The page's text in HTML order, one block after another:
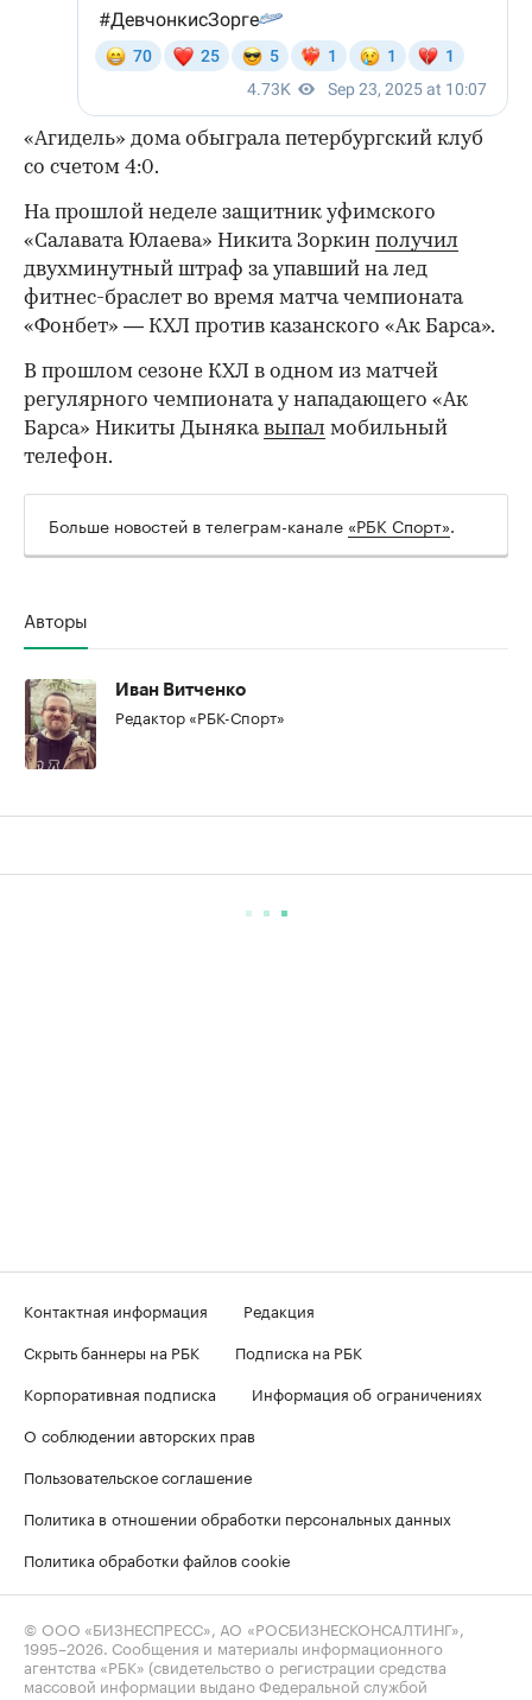
«Агидель» дома обыграла петербургский клуб
со счетом 4:0.
На прошлой неделе защитник уфимского
«Салавата Юлаева» Никита Зоркин получил
двухминутный штраф за упавший на лед
фитнес-браслет во время матча чемпионата
«Фонбет» — КХЛ против казанского «Ак Барса».
В прошлом сезоне КХЛ в одном из матчей
регулярного чемпионата у нападающего «Ак
Барса» Никиты Дынякавыпал мобильный
телефон.
Больше новостей в телеграм-канале «РБК Спорт».
Авторы
Иван Витченко
Редактор «РБК-Спорт»
Контактная информация
Редакция
Скрыть баннеры на РБК
Подписка на РБК
Корпоративная подписка
Информация об ограничениях
О соблюдении авторских прав
Пользовательское соглашение
Политика в отношении обработки персональных данных
Политика обработки файлов cookie
© ООО «БИЗНЕСПРЕСС», АО «РОСБИЗНЕСКОНСАЛТИНГ»,
1995–2026. Сообщения и материалы информационного
агентства «РБК» (свидетельство о регистрации средства
массовой информации выдано Федеральной службой